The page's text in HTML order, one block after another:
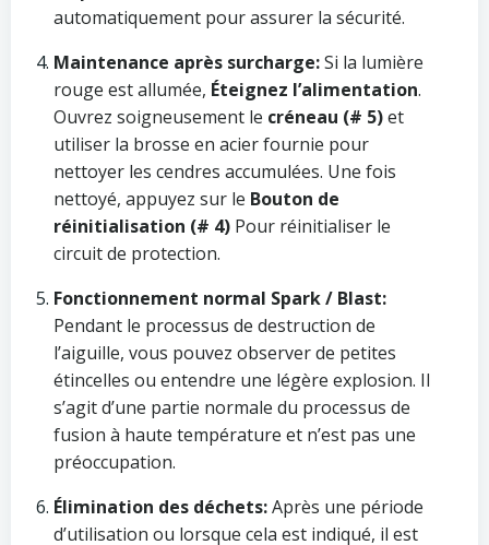
automatiquement pour assurer la sécurité.
Maintenance après surcharge:Si la lumière
rouge est allumée, Éteignez l’alimentation.
Ouvrez soigneusement le créneau (# 5)et
utiliser la brosse en acier fournie pour
nettoyer les cendres accumulées. Une fois
nettoyé, appuyez sur le Bouton de
réinitialisation (# 4) Pour réinitialiser le
circuit de protection.
Fonctionnement normal Spark / Blast:
Pendant le processus de destruction de
l’aiguille, vous pouvez observer de petites
étincelles ou entendre une légère explosion. Il
s’agit d’une partie normale du processus de
fusion à haute température et n’est pas une
préoccupation.
Élimination des déchets:Après une période
d’utilisation ou lorsque cela est indiqué, il est